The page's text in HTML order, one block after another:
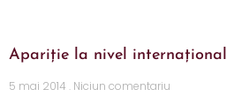
Apariție la nivel internațional
5 mai 2014 Niciun comentariu